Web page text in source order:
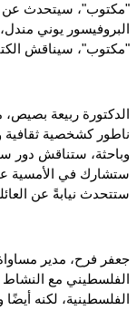
"مكتوب"، سيتحدث عن
البروفيسور يوني
"مكتوب"، سيناقش
الدكتورة ربيعة
ناطور كشخصية ثقافية
وباحثة، ستناقش دور
ستشارك في الأمسية
ستتحدث نيابةً عن
جعفر فرح، مدير
الفلسطيني مع النشاط
الفلسطينية، لكنه